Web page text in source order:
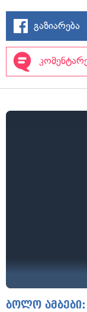
გაზიარება
ბოლო ამბები: